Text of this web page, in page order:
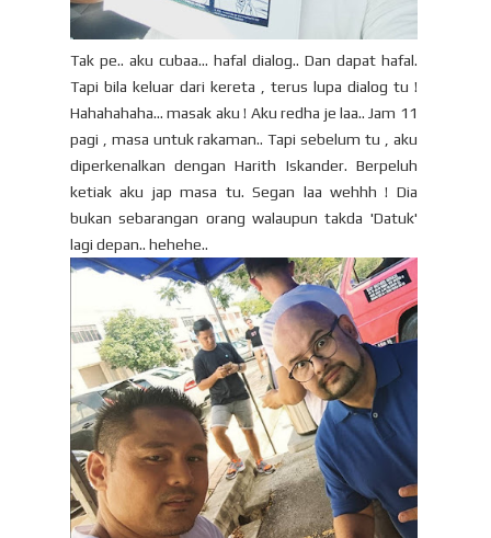
Tak pe.. aku cubaa... hafal dialog.. Dan dapat hafal.
Tapi bila keluar dari kereta , terus lupa dialog tu !
Hahahahaha... masak aku ! Aku redha je laa.. Jam 11
pagi , masa untuk rakaman.. Tapi sebelum tu , aku
diperkenalkan dengan Harith Iskander. Berpeluh
ketiak aku jap masa tu. Segan laa wehhh ! Dia
bukan sebarangan orang walaupun takda 'Datuk'
lagi depan.. hehehe..